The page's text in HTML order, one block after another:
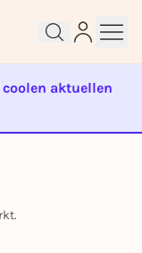
coolen aktuellen
started
in
account.